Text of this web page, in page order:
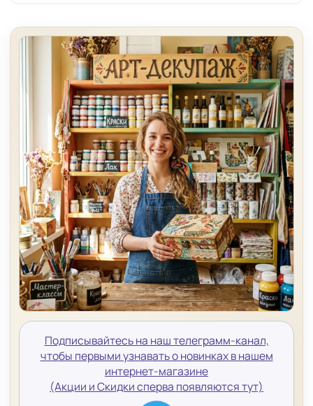
Подписывайтесь на наш телеграмм-канал,
чтобы первыми узнавать о новинках в нашем
интернет-магазине
(Акции и Скидки сперва появляются тут)